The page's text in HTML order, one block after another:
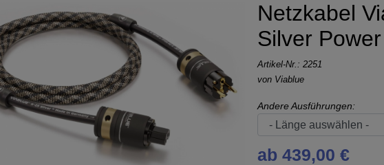
Netzkabel
Silver
Artikel-Nr.: 2251
von Viablue
Andere Ausführungen:
ab 439,00 €